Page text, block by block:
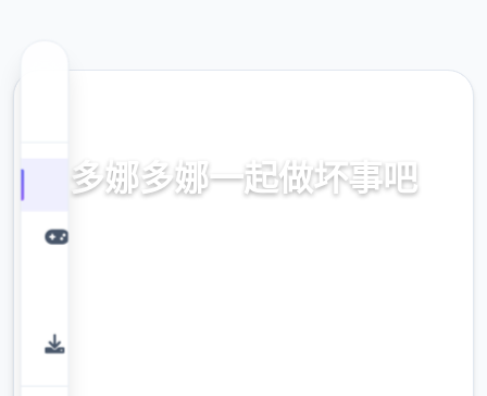
多娜多娜一起做坏事吧
官方中文，中文下载，中文入口，官网入口，